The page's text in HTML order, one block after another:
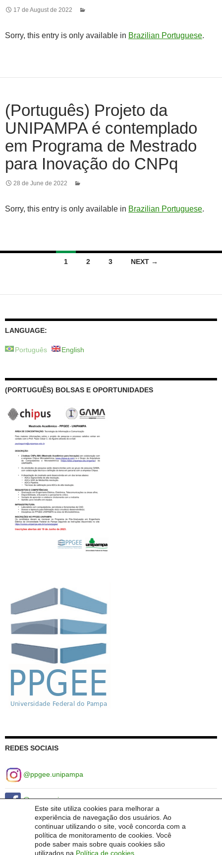
Este site utiliza cookies para melhorar a
experiência de navegação dos usuários. Ao
continuar utilizando o site, você concorda com a
política de monitoramento de cookies. Você
pode saber mais sobre quais cookies são
utilizados na Política de cookies
17 de August de 2022
Sorry, this entry is only available in Brazilian Portuguese.
(Português) Projeto da
UNIPAMPA é contemplado
em Programa de Mestrado
para Inovação do CNPq
28 de June de 2022
Sorry, this entry is only available in Brazilian Portuguese.
1 2 3 NEXT →
LANGUAGE:
Português English
(PORTUGUÊS) BOLSAS E OPORTUNIDADES
REDES SOCIAIS
@ppgee.unipampa
@ppgeeunipampa
ppgee-unipampa